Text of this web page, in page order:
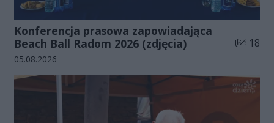
Konferencja prasowa zapowiadająca
Beach Ball Radom 2026 (zdjęcia)
Liczba
18
Data dodania galerii:
05.08.2026